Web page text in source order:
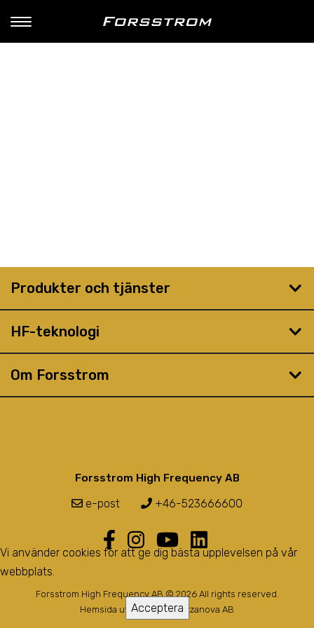
Produkter och tjänster
HF-teknologi
Om Forsstrom
Forsstrom High Frequency AB
e-post +46-523666600
Forsstrom High Frequency AB © 2026 All rights reserved.
Hemsida utvecklad avBozzanova AB
Vi använder cookies för att ge dig bästa upplevelsen på vår
webbplats.
Acceptera